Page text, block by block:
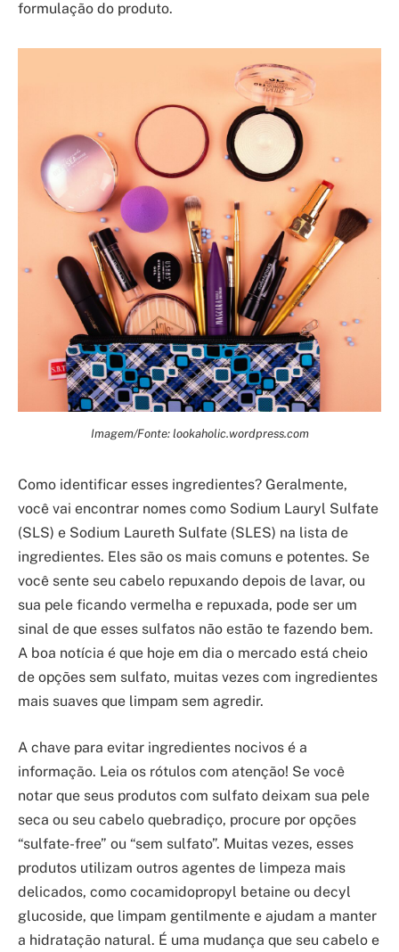
formulação do produto.
Imagem/Fonte: lookaholic.wordpress.com
Como identificar esses ingredientes? Geralmente,
você vai encontrar nomes como Sodium Lauryl Sulfate
(SLS) e Sodium Laureth Sulfate (SLES) na lista de
ingredientes. Eles são os mais comuns e potentes. Se
você sente seu cabelo repuxando depois de lavar, ou
sua pele ficando vermelha e repuxada, pode ser um
sinal de que esses sulfatos não estão te fazendo bem.
A boa notícia é que hoje em dia o mercado está cheio
de opções sem sulfato, muitas vezes com ingredientes
mais suaves que limpam sem agredir.
A chave para evitar ingredientes nocivos é a
informação. Leia os rótulos com atenção! Se você
notar que seus produtos com sulfato deixam sua pele
seca ou seu cabelo quebradiço, procure por opções
“sulfate-free” ou “sem sulfato”. Muitas vezes, esses
produtos utilizam outros agentes de limpeza mais
delicados, como cocamidopropyl betaine ou decyl
glucoside, que limpam gentilmente e ajudam a manter
a hidratação natural. É uma mudança que seu cabelo e